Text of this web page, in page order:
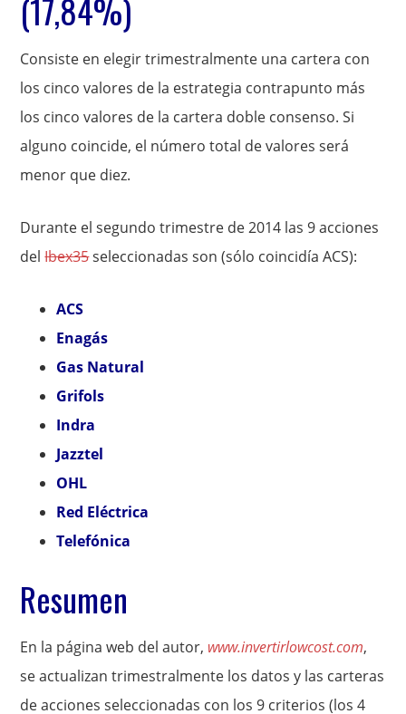
(17,84%)
Consiste en elegir trimestralmente una cartera con
los cinco valores de la estrategia contrapunto más
los cinco valores de la cartera doble consenso. Si
alguno coincide, el número total de valores será
menor que diez.
Durante el segundo trimestre de 2014 las 9 acciones
delIbex35seleccionadas son (sólo coincidía ACS):
ACS
Enagás
Gas Natural
Grifols
Indra
Jazztel
OHL
Red Eléctrica
Telefónica
Resumen
En la página web del autor, www.invertirlowcost.com,
se actualizan trimestralmente los datos y las carteras
de acciones seleccionadas con los 9 criterios (los 4